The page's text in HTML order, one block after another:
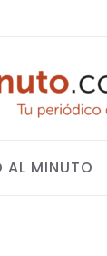
AL MINUTO